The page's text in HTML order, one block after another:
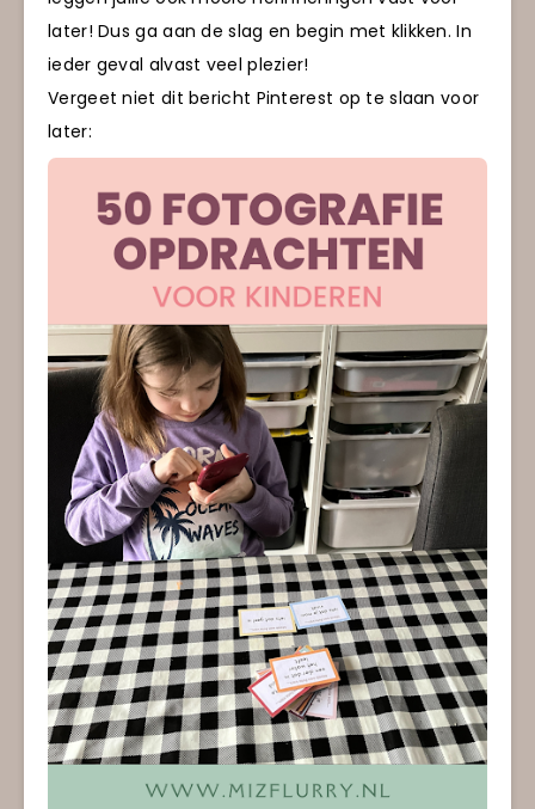
later! Dus ga aan de slag en begin met klikken. In
ieder geval alvast veel plezier!
Vergeet niet dit bericht Pinterest op te slaan voor
later: